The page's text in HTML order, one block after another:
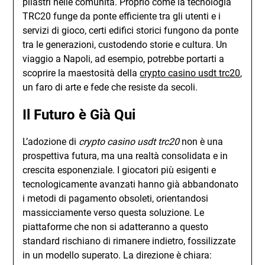
TRC20 funge da ponte efficiente tra gli utenti e i
servizi di gioco, certi edifici storici fungono da ponte
tra le generazioni, custodendo storie e cultura. Un
viaggio a Napoli, ad esempio, potrebbe portarti a
scoprire la maestosità dellacrypto casino usdt trc20,
un faro di arte e fede che resiste da secoli.
Il Futuro è Già Qui
L’adozione di crypto casino usdt trc20non è una
prospettiva futura, ma una realtà consolidata e in
crescita esponenziale. I giocatori più esigenti e
tecnologicamente avanzati hanno già abbandonato
i metodi di pagamento obsoleti, orientandosi
massicciamente verso questa soluzione. Le
piattaforme che non si adatteranno a questo
standard rischiano di rimanere indietro, fossilizzate
in un modello superato. La direzione è chiara: